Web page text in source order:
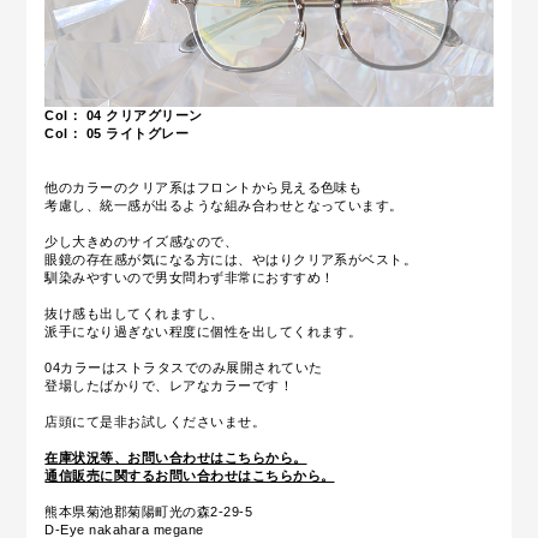
Col： 04 クリアグリーン
Col： 05 ライトグレー
他のカラーのクリア系はフロントから見える色味も
考慮し、統一感が出るような組み合わせとなっています。
少し大きめのサイズ感なので、
眼鏡の存在感が気になる方には、やはりクリア系がベスト。
馴染みやすいので男女問わず非常におすすめ！
抜け感も出してくれますし、
派手になり過ぎない程度に個性を出してくれます。
04カラーはストラタスでのみ展開されていた
登場したばかりで、レアなカラーです！
店頭にて是非お試しくださいませ。
在庫状況等、お問い合わせはこちらから。
通信販売に関するお問い合わせはこちらから。
熊本県菊池郡菊陽町光の森2-29-5
D-Eye nakahara megane